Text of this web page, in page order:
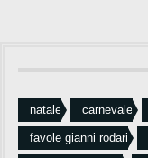
natale carnevale
favole gianni rodari